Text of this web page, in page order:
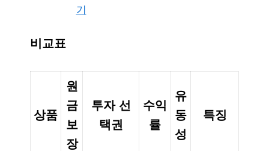
기
비교표
상품
원
금
보
장
투자 선
택권
수익
률
유
동
성
특징